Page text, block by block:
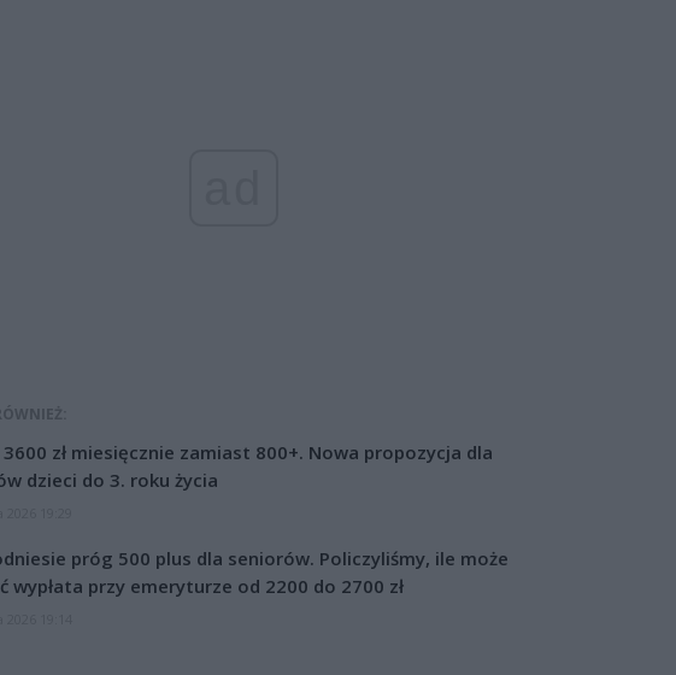
zł miesięcznie zamiast 800+. Nowa propozycja dla
dzieci do 3. roku życia
próg 500 plus dla seniorów. Policzyliśmy, ile może
wypłata przy emeryturze od 2200 do 2700 zł